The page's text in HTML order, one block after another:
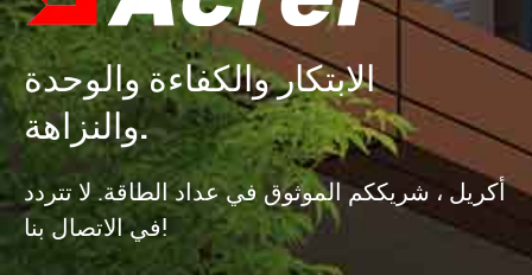
الابتكار والكفاءة والوحدة
والنزاهة.
أكريل ، شريككم الموثوق في عداد الطاقة. لا تتردد
في الاتصال بنا!